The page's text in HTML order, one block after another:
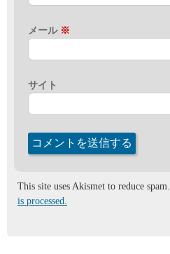
メール ※
サイト
This site uses Akismet to reduce spam.
is processed.